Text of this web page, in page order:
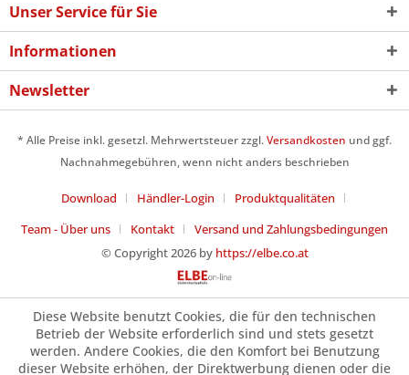
Unser Service für Sie
Informationen
Newsletter
* Alle Preise inkl. gesetzl. Mehrwertsteuer zzgl.Versandkosten und ggf.
Nachnahmegebühren, wenn nicht anders beschrieben
Download Händler-Login
Produktqualitäten
Team - Über uns
Kontakt
Versand und Zahlungsbedingungen
© Copyright 2026 by https://elbe.co.at
Diese Website benutzt Cookies, die für den technischen
Betrieb der Website erforderlich sind und stets gesetzt
werden. Andere Cookies, die den Komfort bei Benutzung
dieser Website erhöhen, der Direktwerbung dienen oder die